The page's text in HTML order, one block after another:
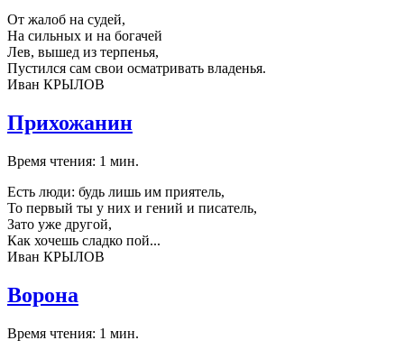
От жалоб на судей,
На сильных и на богачей
Лев, вышед из терпенья,
Пустился сам свои осматривать владенья.
Иван КРЫЛОВ
Прихожанин
Время чтения: 1 мин.
Есть люди: будь лишь им приятель,
То первый ты у них и гений и писатель,
Зато уже другой,
Как хочешь сладко пой...
Иван КРЫЛОВ
Ворона
Время чтения: 1 мин.